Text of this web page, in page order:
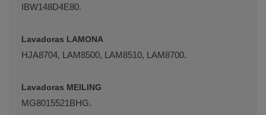
IBW148D4E80.
Lavadoras LAMONA
HJA8704, LAM8500, LAM8510, LAM8700.
Lavadoras MEILING
MG8015521BHG.